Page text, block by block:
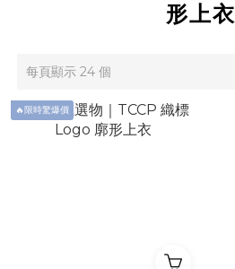
形上衣
每頁顯示 24 個
🔥限時驚爆價